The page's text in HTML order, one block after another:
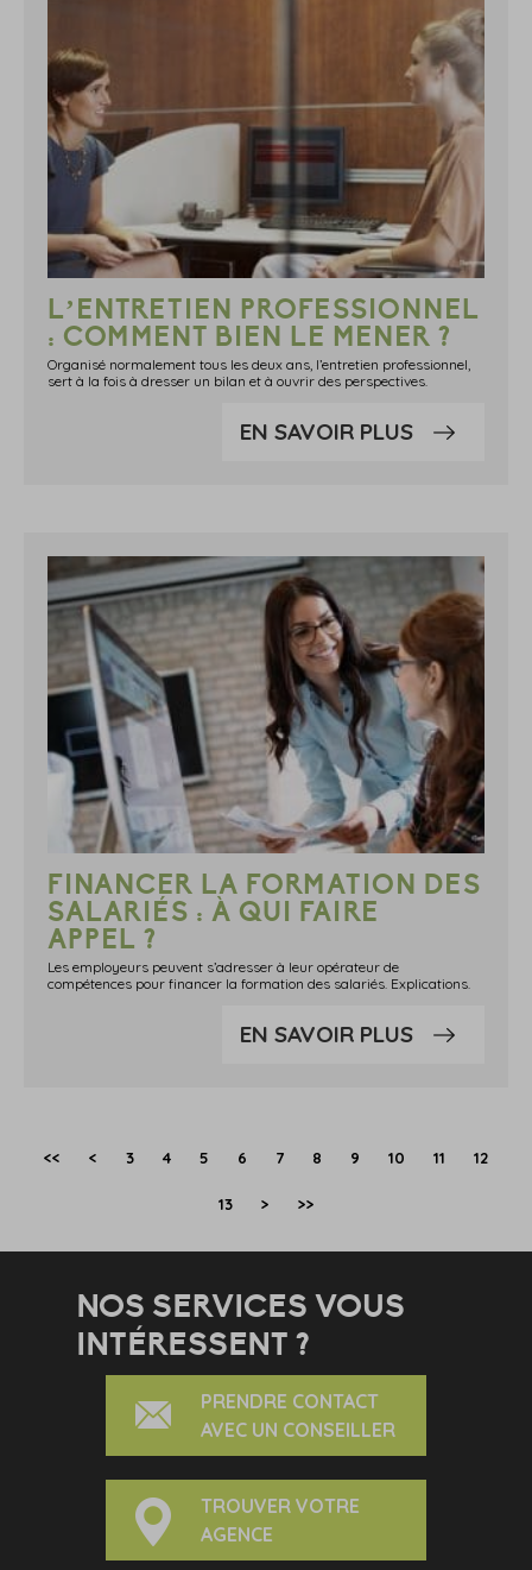
L’ENTRETIEN PROFESSIONNEL
: COMMENT BIEN LE MENER ?
Organisé normalement tous les deux ans, l’entretien professionnel,
sert à la fois à dresser un bilan et à ouvrir des perspectives.
EN SAVOIR PLUS
FINANCER LA FORMATION DES
SALARIÉS : À QUI FAIRE
APPEL ?
Les employeurs peuvent s’adresser à leur opérateur de
compétences pour financer la formation des salariés. Explications.
EN SAVOIR PLUS
<< < 3 4 5 6 7 8 9 10 11 12
13 > >>
NOS SERVICES VOUS
INTÉRESSENT ?
PRENDRE CONTACT
AVEC UN CONSEILLER
TROUVER VOTRE
AGENCE